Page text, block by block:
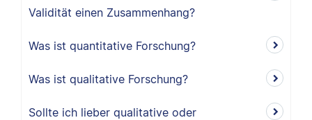
Validität einen Zusammenhang?
Was ist quantitative Forschung?
Was ist qualitative Forschung?
Sollte ich lieber qualitative oder